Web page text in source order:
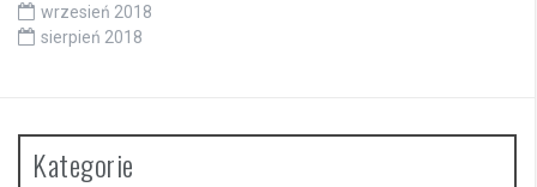
wrzesień 2018
sierpień 2018
Kategorie